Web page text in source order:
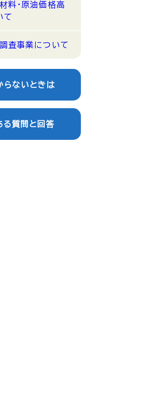
料・原油価格高
て
査事業について
らないときは
る質問と回答